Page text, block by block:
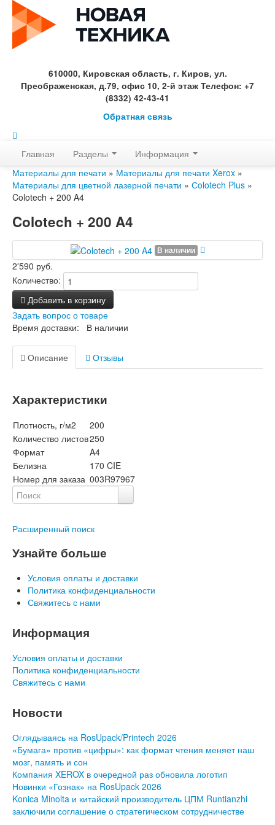
610000, Кировская область, г. Киров, ул.
Преображенская, д.79, офис 10, 2-й этаж Телефон: +7
(8332) 42-43-41
Обратная связь
Главная Разделы
Информация
Материалы для печати » Материалы для печати Xerox »
Материалы для цветной лазерной печати » Сolotech Plus »
Colotech + 200 A4
Colotech + 200 A4
В наличии
2'590 руб.
Количество:
Добавить в корзину
Задать вопрос о товаре
Время доставки: В наличии
Описание Отзывы
Характеристики
Плотность, г/м2
200
Количество листов250
Формат
A4
Белизна
170 CIE
Номер для заказа 003R97967
Расширенный поиск
Узнайте больше
Условия оплаты и доставки
Политика конфиденциальности
Свяжитесь с нами
Информация
Условия оплаты и доставки
Политика конфиденциальности
Свяжитесь с нами
Новости
Оглядываясь на RosUpack/Printech 2026
«Бумага» против «цифры»: как формат чтения меняет наш
мозг, память и сон
Компания XEROX в очередной раз обновила логотип
Новинки «Гознак» на RosUpack 2026
Konica Minolta и китайский производитель ЦПМ Runtianzhi
заключили соглашение о стратегическом сотрудничестве